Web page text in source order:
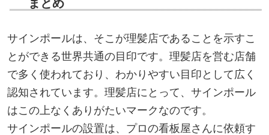
まとめ
サインポールは、そこが理髪店であることを示すこ
とができる世界共通の目印です。理髪店を営む店舗
で多く使われており、わかりやすい目印として広く
認知されています。理髪店にとって、サインポール
はこの上なくありがたいマークなのです。
サインポールの設置は、プロの看板屋さんに依頼す